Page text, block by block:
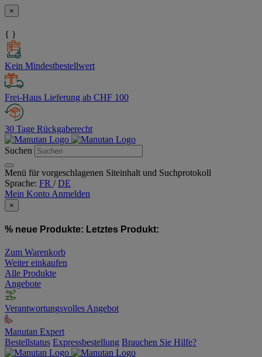
×
{ }
Kein Mindestbestellwert
Frei-Haus Lieferung ab CHF 100
30 Tage Rückgaberecht
Suchen
Menü für vorgeschlagenen Siteinhalt und Suchprotokoll
Sprache: FR /DE
Mein Konto Anmelden
×
% neue Produkte: Letztes Produkt:
Zum Warenkorb
Weiter einkaufen
Alle Produkte
Angebote
Verantwortungsvolles Angebot
Manutan Expert
Bestellstatus Expressbestellung Brauchen Sie Hilfe?